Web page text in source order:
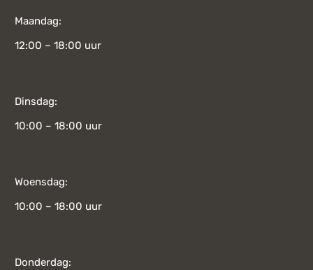
Maandag:
12:00 – 18:00 uur
Dinsdag:
10:00 – 18:00 uur
Woensdag:
10:00 – 18:00 uur
Donderdag: